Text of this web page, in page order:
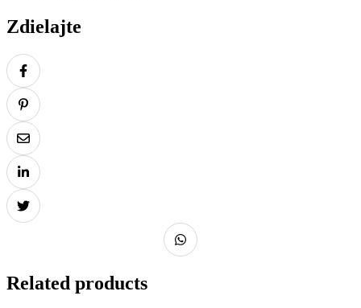
Zdielajte
Related products